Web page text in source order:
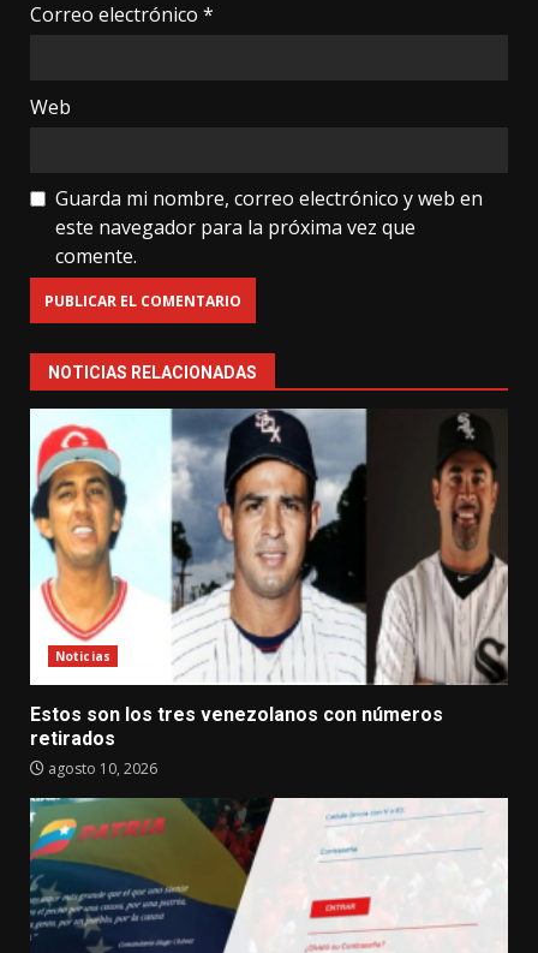
Correo electrónico *
Web
Guarda mi nombre, correo electrónico y web en
este navegador para la próxima vez que
comente.
NOTICIAS RELACIONADAS
Noticias
Estos son los tres venezolanos con números
retirados
agosto 10, 2026